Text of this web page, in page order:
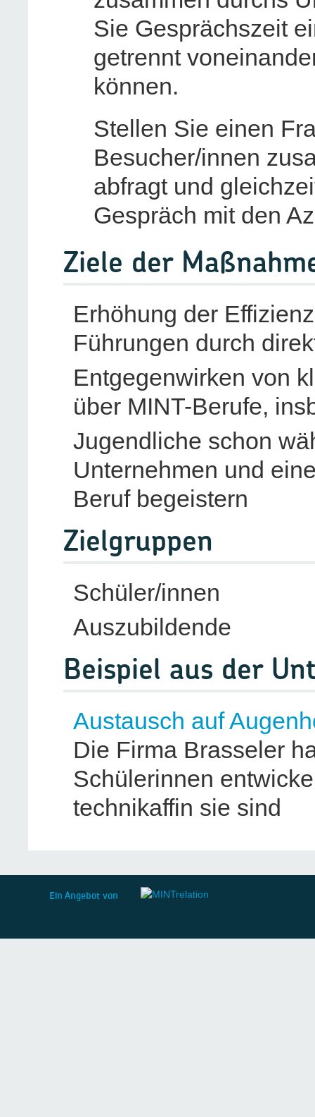
Sie Gesprächszeit
getrennt
können.
Stellen Sie einen
Besucher/innen
abfragt und
Gespräch mit den
Ziele der
Erhöhung der
Führungen durch
Entgegenwirken von
über MINT-Berufe,
Jugendliche schon
Unternehmen und
Beruf begeistern
Zielgruppen
Schüler/innen
Auszubildende
Beispiel aus der
Austausch auf
Die Firma Brasseler
Schülerinnen
technikaffin sie sind
Ein Angebot von